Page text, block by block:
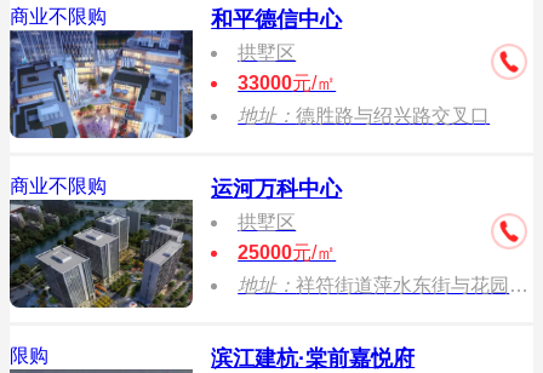
商业不限购 和平德信中心
拱墅区
33000元/㎡
地址：德胜路与绍兴路交叉口
商业不限购 运河万科中心
拱墅区
25000元/㎡
地址：祥符街道萍水东街与花园岗街交叉口
限购 滨江建杭·棠前嘉悦府